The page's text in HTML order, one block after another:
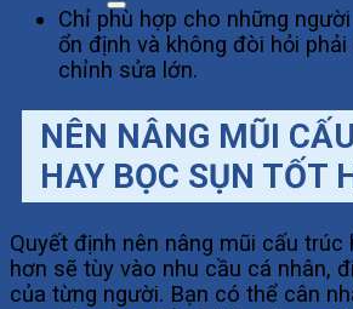
Chỉ phù hợp cho những
ổn định và không đòi hỏi
chỉnh sửa lớn.
NÊN NÂNG MŨI
HAY BỌC SỤN TỐT
Quyết định nên nâng mũi cấu trúc
hơn sẽ tùy vào nhu cầu cá nhân,
của từng người. Bạn có thể cân